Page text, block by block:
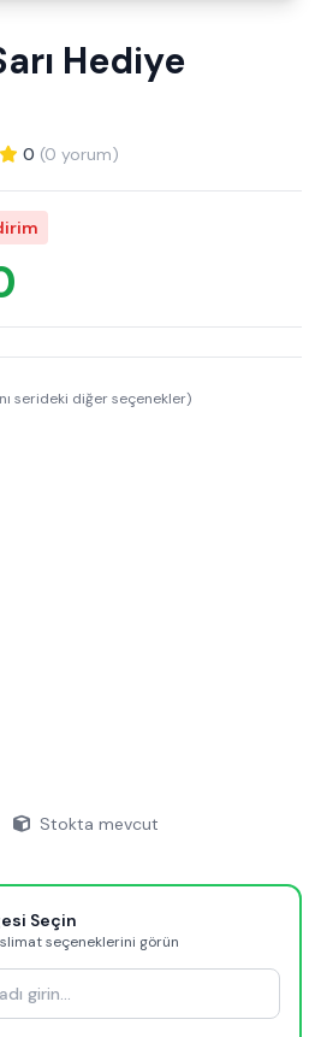
Hediye
0 (0 yorum)
serideki diğer seçenekler)
Stokta mevcut
Seçin
seçeneklerini görün